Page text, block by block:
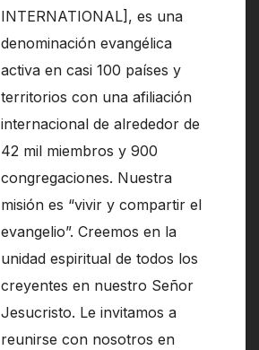
INTERNATIONAL], es una
denominación evangélica
activa en casi 100 países y
territorios con una afiliación
internacional de alrededor de
42 mil miembros y 900
congregaciones. Nuestra
misión es “vivir y compartir el
evangelio”. Creemos en la
unidad espiritual de todos los
creyentes en nuestro Señor
Jesucristo. Le invitamos a
reunirse con nosotros en